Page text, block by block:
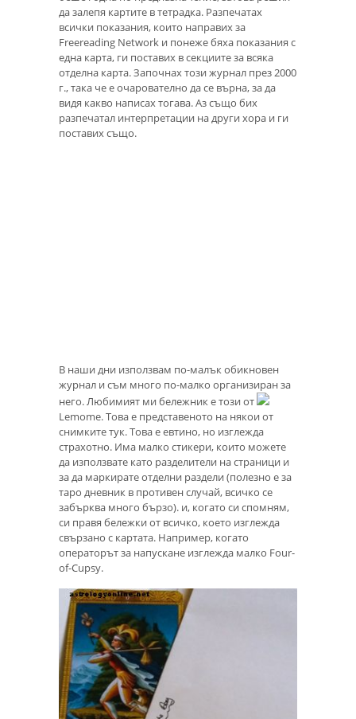
да залепя картите в тетрадка. Разпечатах
всички показания, които направих за
Freereading Network и понеже бяха показания с
една карта, ги поставих в секциите за всяка
отделна карта. Започнах този журнал през 2000
г., така че е очарователно да се върна, за да
видя какво написах тогава. Аз също бих
разпечатал интерпретации на други хора и ги
поставих също.
В наши дни използвам по-малък обикновен
журнал и съм много по-малко организиран за
него. Любимият ми бележник е този от
Lemome. Това е представеното на някои от
снимките тук. Това е евтино, но изглежда
страхотно. Има малко стикери, които можете
да използвате като разделители на страници и
за да маркирате отделни раздели (полезно е за
таро дневник в противен случай, всичко се
забърква много бързо). и, когато си спомням,
си правя бележки от всичко, което изглежда
свързано с картата. Например, когато
операторът за напускане изглежда малко Four-
of-Cupsy.